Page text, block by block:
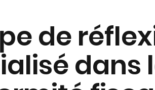
de
dans